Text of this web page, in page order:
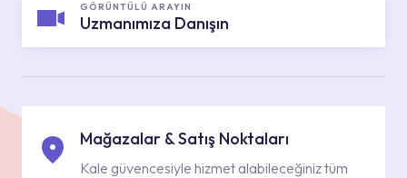
GÖRÜNTÜLÜ ARAYIN
Uzmanımıza Danışın
Mağazalar & Satış Noktaları
Kale güvencesiyle hizmet alabileceğiniz tüm